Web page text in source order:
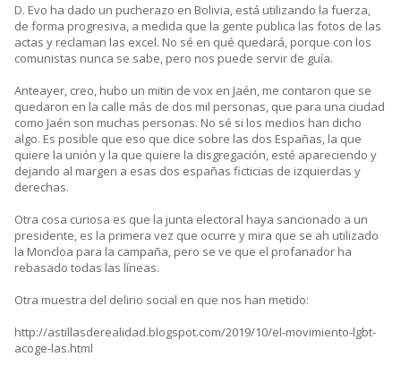
D. Evo ha dado un pucherazo en Bolivia, está utilizando la fuerza,
de forma progresiva, a medida que la gente publica las fotos de las
actas y reclaman las excel. No sé en qué quedará, porque con los
comunistas nunca se sabe, pero nos puede servir de guía.
Anteayer, creo, hubo un mitin de vox en Jaén, me contaron que se
quedaron en la calle más de dos mil personas, que para una ciudad
como Jaén son muchas personas. No sé si los medios han dicho
algo. Es posible que eso que dice sobre las dos Españas, la que
quiere la unión y la que quiere la disgregación, esté apareciendo y
dejando al margen a esas dos españas ficticias de izquierdas y
derechas.
Otra cosa curiosa es que la junta electoral haya sancionado a un
presidente, es la primera vez que ocurre y mira que se ah utilizado
la Moncloa para la campaña, pero se ve que el profanador ha
rebasado todas las líneas.
Otra muestra del delirio social en que nos han metido:
http://astillasderealidad.blogspot.com/2019/10/el-movimiento-lgbt-
acoge-las.html